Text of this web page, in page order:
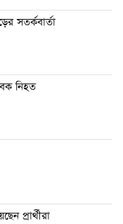
সতর্কবার্তা
নিহত
প্রার্থীরা